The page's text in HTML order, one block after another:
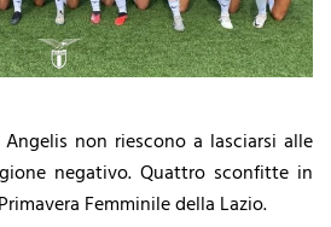
non riescono a lasciarsi alle
negativo. Quattro sconfitte in
Femminile della Lazio.